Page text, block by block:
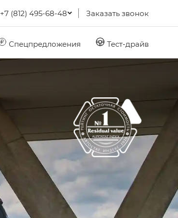
+7 (812) 495-68-48 Заказать звонок
Спецпредложения Тест-драйв